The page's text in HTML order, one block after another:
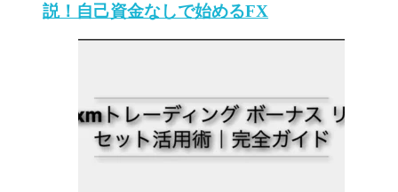
説！自己資金なしで始めるFX